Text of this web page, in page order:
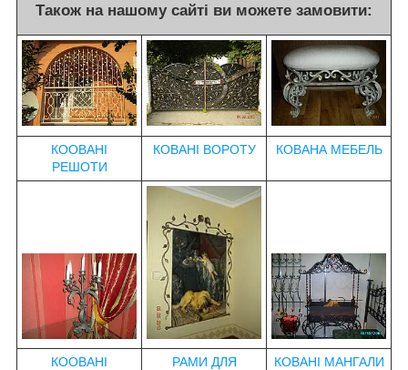
Також на нашому сайті ви можете замовити:
КООВАНІ
РЕШОТИ
КОВАНІ ВОРОТУ КОВАНА МЕБЕЛЬ
КООВАНІ
РАМИ ДЛЯ
КОВАНІ МАНГАЛИ